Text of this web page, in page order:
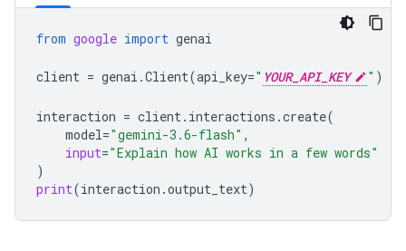
from google import genai
client = genai .Client(api_key=" YOUR_API_KEY " )
interaction = client. interactions .create(
model="gemini-3.6-flash" ,
input="Explain how AI works in a few words"
)
print(interaction .output_text)